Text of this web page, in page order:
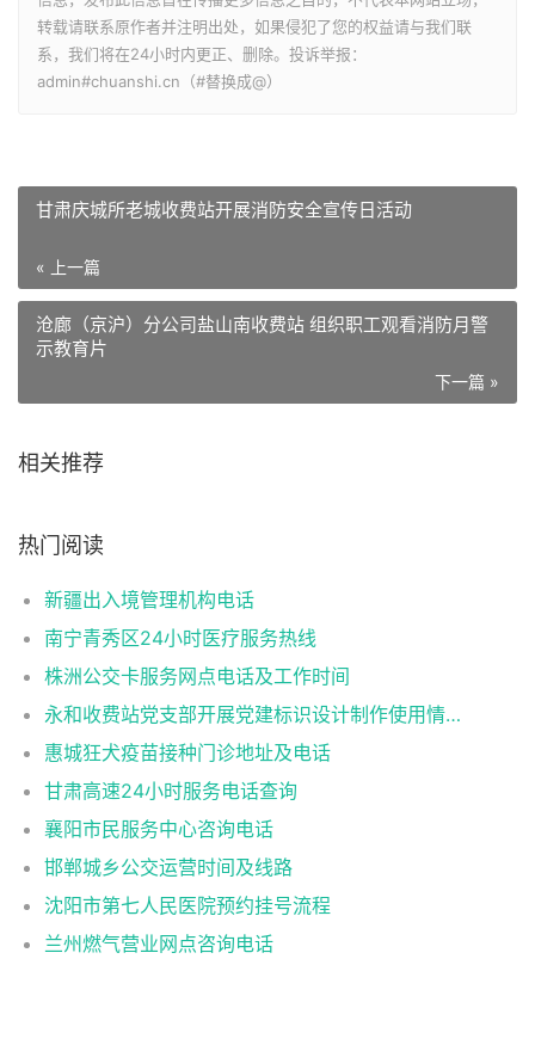
转载请联系原作者并注明出处，如果侵犯了您的权益请与我们联
系，我们将在24小时内更正、删除。投诉举报：
admin#chuanshi.cn（#替换成@）
甘肃庆城所老城收费站开展消防安全宣传日活动
« 上一篇
沧廊（京沪）分公司盐山南收费站 组织职工观看消防月警
示教育片
下一篇 »
相关推荐
热门阅读
新疆出入境管理机构电话
南宁青秀区24小时医疗服务热线
株洲公交卡服务网点电话及工作时间
永和收费站党支部开展党建标识设计制作使用情况自查工作情况报告
惠城狂犬疫苗接种门诊地址及电话
甘肃高速24小时服务电话查询
襄阳市民服务中心咨询电话
邯郸城乡公交运营时间及线路
沈阳市第七人民医院预约挂号流程
兰州燃气营业网点咨询电话